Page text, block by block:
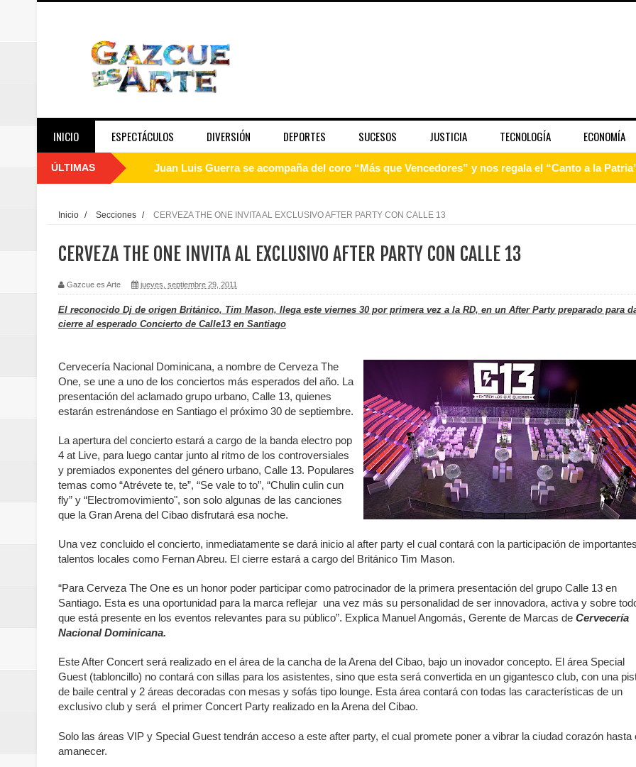
INICIO ESPECTÁCULOS DIVERSIÓN DEPORTES SUCESOS JUSTICIA TECNOLOGÍA ECONOMÍA
ÚLTIMAS Juan Luis Guerra se acompaña del coro “Más que Vencedores” y nos regala el “Canto a la
Embajada dominicana en Francia y Banreservas lanzan convocatoria para residencias artísticas
Pavel Núñez y su Bipolarband deslumbran con una noche de fusiones e invitados de lujo en el
Banreservas y Banco Popular abordan retos y oportunidades del sistema financiero nacional
“Los Rechazados 2” llega a los cines impulsada por la franquicia dominicana más taquillera del
Designan a Angelina Biviana Riveiro como vicepresidenta ejecutiva de Fiduciaria Reservas
Humano Seguros inaugura nueva localidad de Oficina Regional Este en La Romana
Banreservas destina RD$5,000 millones para emprendedoras en la segunda edición del Summit
Sexappeal celebra 25 años de trayectoria artística con nuevo álbum, renovación de su equipo y
conmemorativos
Maridalia Hernández y El Canario se unen al regreso de Pavel Núñez y su “Bipolarband” a Hard
Domingo
Doctor Leonardo Aguilera afirma que Banreservas seguirá impulsando la seguridad alimentaria
Banreservas y sus filiales realizan en Santiago el segundo Foro del Ahorro y la Inversión
Banreservas inaugura oficina en el Centro de Retención de Vehículos de Pedro Brand
SEPROI obtiene certificación ISO 37001 y se convierte en la primera empresa del sector con
Inicio / Secciones / CERVEZA THE ONE INVITA AL EXCLUSIVO AFTER PARTY CON CALLE 13
CERVEZA THE ONE INVITA AL EXCLUSIVO AFTER PARTY CON CALLE 13
Gazcue es Arte jueves, septiembre 29, 2011
El reconocido Dj de origen Británico, Tim Mason, llega este viernes 30 por primera vez a la RD, en un After Party preparado para
cierre al esperado Concierto de Calle13 en Santiago
Cervecería Nacional Dominicana, a nombre de Cerveza The
One, se une a uno de los conciertos más esperados del año. La
presentación del aclamado grupo urbano, Calle 13, quienes
estarán estrenándose en Santiago el próximo 30 de septiembre.
La apertura del concierto estará a cargo de la banda electro pop
4 at Live, para luego cantar junto al ritmo de los controversiales
y premiados exponentes del género urbano, Calle 13. Populares
temas como “Atrévete te, te”, “Se vale to to”, “Chulin culin cun
fly” y “Electromovimiento", son solo algunas de las canciones
que la Gran Arena del Cibao disfrutará esa noche.
Una vez concluido el concierto, inmediatamente se dará inicio al after party el cual contará con la participación de importantes
talentos locales como Fernan Abreu. El cierre estará a cargo del Británico Tim Mason.
“Para Cerveza The One es un honor poder participar como patrocinador de la primera presentación del grupo Calle 13 en
Santiago. Esta es una oportunidad para la marca reflejar una vez más su personalidad de ser innovadora, activa y sobre
que está presente en los eventos relevantes para su público”. Explica Manuel Angomás, Gerente de Marcas de Cervecería
Nacional Dominicana.
Este After Concert será realizado en el área de la cancha de la Arena del Cibao, bajo un inovador concepto. El área Special
Guest (tabloncillo) no contará con sillas para los asistentes, sino que esta será convertida en un gigantesco club, con una
de baile central y 2 áreas decoradas con mesas y sofás tipo lounge. Esta área contará con todas las características de un
exclusivo club y será el primer Concert Party realizado en la Arena del Cibao.
Solo las áreas VIP y Special Guest tendrán acceso a este after party, el cual promete poner a vibrar la ciudad corazón hasta
amanecer.